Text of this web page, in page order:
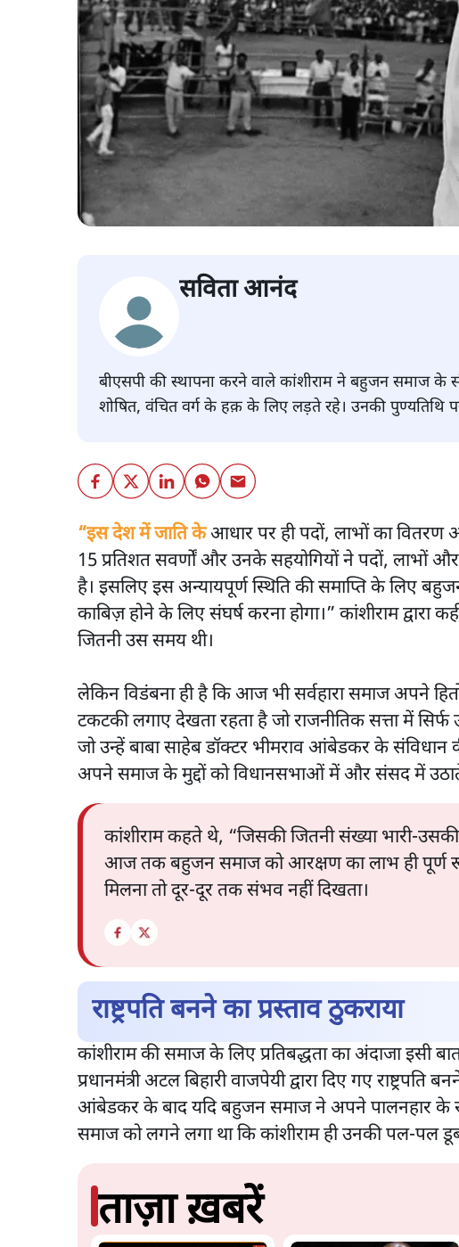
सविता आनंद
बीएसपी की स्थापना करने वाले कांशीराम ने बहुजन समाज
शोषित, वंचित वर्ग के हक़ के लिए लड़ते रहे। उनकी पुण्यतिथि
“इस देश में जाति केआधार पर ही पदों, लाभों का
15 प्रतिशत सवर्णों और उनके सहयोगियों ने पदों, लाभों
है। इसलिए इस अन्यायपूर्ण स्थिति की समाप्ति के लिए
काबिज़ होने के लिए संघर्ष करना होगा।” कांशीराम
जितनी उस समय थी।
लेकिन विडंबना ही है कि आज भी सर्वहारा समाज अपने
टकटकी लगाए देखता रहता है जो राजनीतिक सत्ता में
जो उन्हें बाबा साहेब डॉक्टर भीमराव आंबेडकर के
अपने समाज के मुद्दों को विधानसभाओं में और संसद में
कांशीराम कहते थे, “जिसकी जितनी संख्या भारी-
आज तक बहुजन समाज को आरक्षण का लाभ ही पूर्ण
मिलना तो दूर-दूर तक संभव नहीं दिखता।
राष्ट्रपति बनने का प्रस्ताव ठुकराया
कांशीराम की समाज के लिए प्रतिबद्धता का अंदाजा इसी
प्रधानमंत्री अटल बिहारी वाजपेयी द्वारा दिए गए राष्ट्रपति
आंबेडकर के बाद यदि बहुजन समाज ने अपने पालनहार के
समाज को लगने लगा था कि कांशीराम ही उनकी पल-पल
ताज़ा ख़बरें